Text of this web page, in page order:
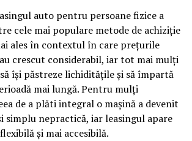
scrise exact în limbajul în care se
de comportament. O pagină pe care
cincisprezece minute ca să
ul trimite un semnal greu de ignorat.
direct satisfacția, însă timpul
și revenirile spun ceva despre cât de
auto pentru persoane fizice a
cele mai populare metode de achiziție
ales în contextul în care prețurile
crescut considerabil, iar tot mai mulți
își păstreze lichiditățile și să împartă
mai lungă. Pentru mulți
de a plăti integral o mașină a devenit
simplu nepractică, iar leasingul apare
și mai accesibilă.